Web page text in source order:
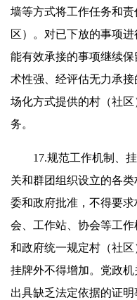
墙等方式将工作任务和
区）。对已下放的事项
能有效承接的事项继续
术性强、经评估无力承
场化方式提供的村（社
务。
17.规范工作机制、挂
关和群团组织设立的各
委和政府批准，不得要
会、工作站、协会等工
和政府统一规定村（社
挂牌外不得增加。党政机
出具缺乏法定依据的证